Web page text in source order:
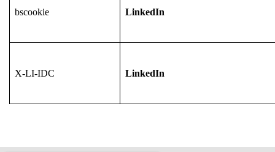
bscookie LinkedIn
X-LI-IDC LinkedIn